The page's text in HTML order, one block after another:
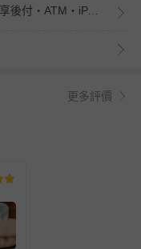
信用卡・LINE Pay・街口支付・先享後付・ATM・iPASS MONEY
更多評價